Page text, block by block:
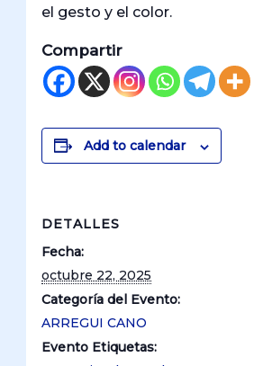
el gesto y el color.
Compartir
Add to calendar
DETALLES
Fecha:
octubre 22, 2025
Categoría del Evento:
ARREGUI CANO
Evento Etiquetas: